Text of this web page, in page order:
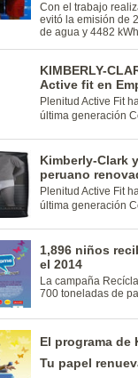
Con el trabajo
evitó la emisión de
de agua y 4482
KIMBERLY-
Active fit en
Plenitud Active Fit
última generación
Kimberly-Clark
peruano
Plenitud Active Fit
última generación
1,896 niños
el 2014
La campaña
700 toneladas de
El programa de
Tu papel